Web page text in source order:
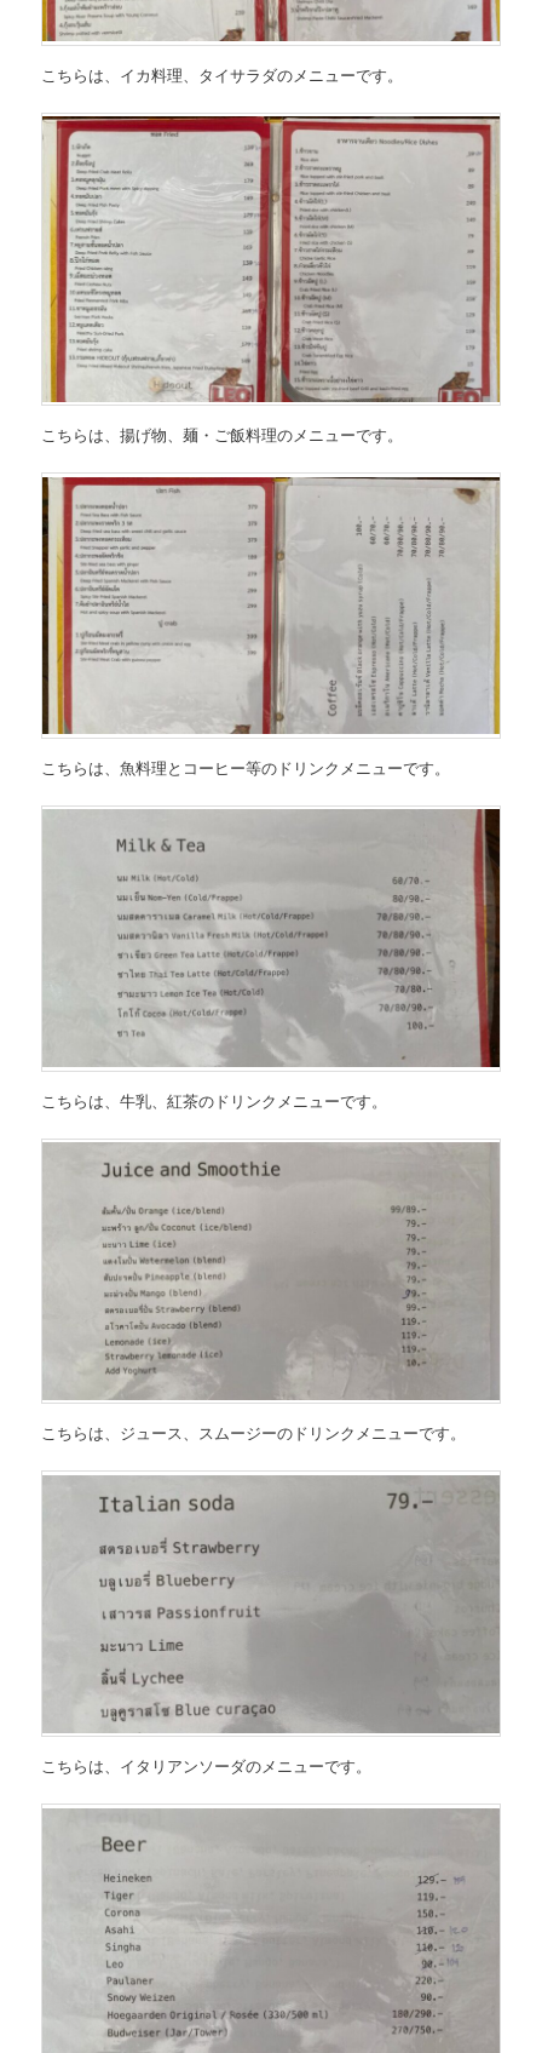
こちらは、 イカ料理、タイサラダのメニューです。
こちらは、揚げ物、麺・ご飯料理のメニューです。
こちらは、魚料理とコーヒー等の ドリンク メニューです。
こちらは、牛乳、紅茶のドリンクメニューです。
こちらは、 ジュース、スムージーのドリンクメニューです。
こちらは、 イタリアンソーダのメニューです。